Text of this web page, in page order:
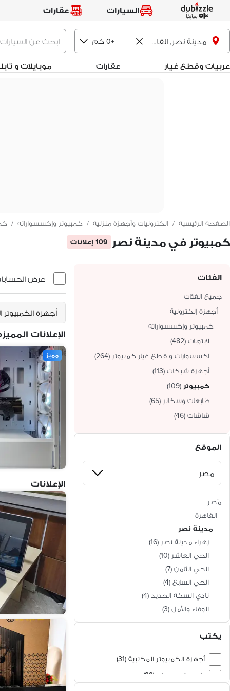
السيارات عقارات
مدينة نصر, القاهرة +0 كم
عربيات وقطع غيار عقارات موبايلات و
الصفحة الرئيسية / الكترونيات وأجهزة منزلية / كمبيوتر وإكسسواراته /
كمبيوتر في مدينة نصر 109 إعلانات
الفئات
جميع الفئات
أجهزة إلكترونية
كمبيوتر وإكسسواراته
لابتوبات (
482
)
اكسسوارات و قطع غيار كمبيوتر (
264
)
أجهزة شبكات (
113
)
كمبيوتر (
109
)
طابعات وسكانر (
65
)
شاشات (
46
)
الموقع
مَصر
القاهرة
مدينة نصر
زهراء مدينة نصر (
16
)
الحي العاشر (
10
)
الحي الثامن (
7
)
الحي السابع (
4
)
نادي السكة الحديد (
4
)
الوفاء والأمل (
3
)
المنطقة الاولى (
3
)
المنطقة الثامنة
المنطقة السادسة (
2
)
جرين أوسيس
1
يكتب
أجهزة الكمبيوتر المكتبية (31)
كمبيوتر جيمينج (29)
عرض
أجهزة الكمبيوتر
الإعلانات
مميز
الإعلانات